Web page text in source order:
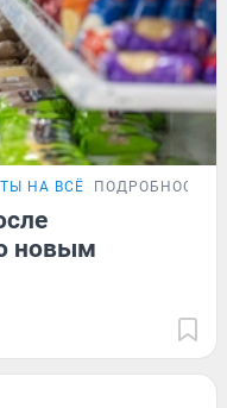
НА ВСЁ ПОДРОБНОСТИ
новым